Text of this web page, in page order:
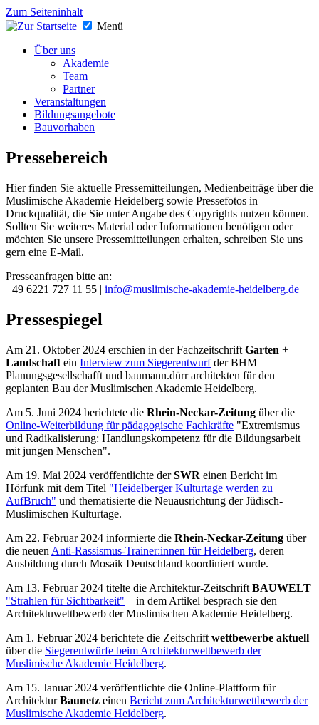
Zum Seiteninhalt
Menü
Über uns
Akademie
Team
Partner
Veranstaltungen
Bildungsangebote
Bauvorhaben
Pressebereich
Hier finden Sie aktuelle Pressemitteilungen, Medienbeiträge über die
Muslimische Akademie Heidelberg sowie Pressefotos in
Druckqualität, die Sie unter Angabe des Copyrights nutzen können.
Sollten Sie weiteres Material oder Informationen benötigen oder
möchten Sie unsere Pressemitteilungen erhalten, schreiben Sie uns
gern eine E-Mail.
Presseanfragen bitte an:
+49 6221 727 11 55 | info@muslimische-akademie-heidelberg.de
Pressespiegel
Am 21. Oktober 2024 erschien in der Fachzeitschrift Garten +
Landschaft ein Interview zum Siegerentwurfder BHM
Planungsgesellschafft und baumann.dürr architekten für den
geplanten Bau der Muslimischen Akademie Heidelberg.
Am 5. Juni 2024 berichtete die Rhein-Neckar-Zeitung über die
Online-Weiterbildung für pädagogische Fachkräfte "Extremismus
und Radikalisierung: Handlungskompetenz für die Bildungsarbeit
mit jungen Menschen".
Am 19. Mai 2024 veröffentlichte derSWR einen Bericht im
Hörfunk mit dem Titel "Heidelberger Kulturtage werden zu
AufBruch" und thematisierte die Neuausrichtung der Jüdisch-
Muslimischen Kulturtage.
Am 22. Februar 2024 informierte die Rhein-Neckar-Zeitung über
die neuen Anti-Rassismus-Trainer:innen für Heidelberg, deren
Ausbildung durch Mosaik Deutschland koordiniert wurde.
Am 13. Februar 2024 titelte die Architektur-Zeitschrift BAUWELT
"Strahlen für Sichtbarkeit" – in dem Artikel besprach sie den
Architektuwettbewerb der Muslimischen Akademie Heidelberg.
Am 1. Februar 2024 berichtete die Zeitschrift wettbewerbe aktuell
über die Siegerentwürfe beim Architekturwettbewerb der
Muslimische Akademie Heidelberg.
Am 15. Januar 2024 veröffentlichte die Online-Plattform für
ArchitekturBaunetz einen Bericht zum Architekturwettbewerb der
Muslimische Akademie Heidelberg.